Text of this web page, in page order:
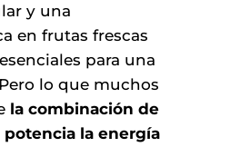
y una
en frutas frescas
para una
lo que muchos
la combinación de
la energía